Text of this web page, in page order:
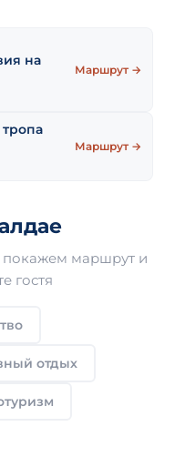
на
Маршрут →
Маршрут →
маршрут и
гостя
отдых